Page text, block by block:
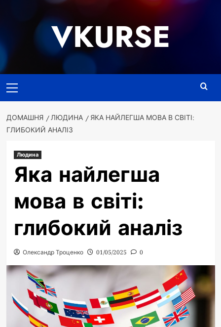
VKURSE
меню
ДОМАШНЯ ЛЮДИНА
ЯКА НАЙЛЕГША МОВА В СВІТІ:
ГЛИБОКИЙ АНАЛІЗ
Людина
Яка найлегша
мова в світі:
глибокий аналіз
Олександр Троценко 01/05/2025 0